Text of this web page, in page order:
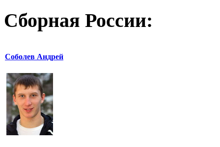
Сборная России:
Соболев Андрей